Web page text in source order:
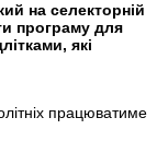
на селекторній
програму для
які
працюватиме